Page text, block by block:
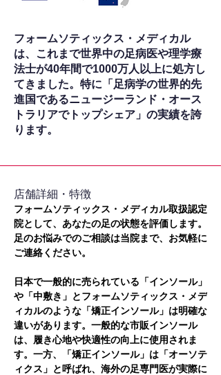
フォームソティックス・メディカル
は、これまで世界中の足病医や理学療
法士が40年間で1000万人以上に処方し
てきました。特に「足病学の世界的先
進国であるニュージーランド・オース
トラリアでトップシェア」の実績を誇
ります。
​店舗詳細・特徴
フォームソティックス・メディカル取扱認定
院として、あなたの足の状態を評価します。
足のお悩みでのご相談は当院まで、お気軽に
ご連絡ください。
日本で一般的に売られている「インソール」
や「中敷き」とフォームソティックス・メデ
ィカルのような「矯正インソール」は明確な
違いがあります。一般的な市販インソール
は、履き心地や快適性の向上に使用されま
す。一方、「矯正インソール」は「オーソテ
ィクス」と呼ばれ、海外の足専門医が実際に